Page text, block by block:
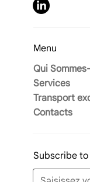
Menu
Qui
Services
Transport
Contacts
Subscribe